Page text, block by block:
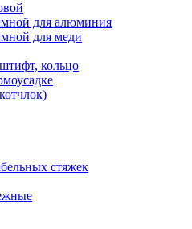
для алюминия
для меди
кольцо
стяжек